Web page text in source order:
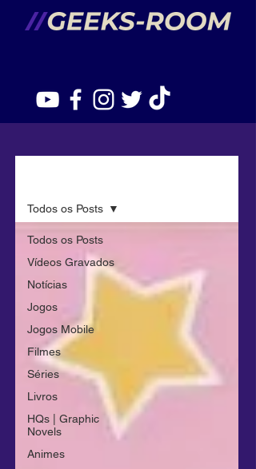
Todos os Posts
Vídeos Gravados
Notícias
Jogos
Jogos Mobile
Filmes
Séries
Livros
HQs | Graphic
Novels
Animes
Todos os Posts